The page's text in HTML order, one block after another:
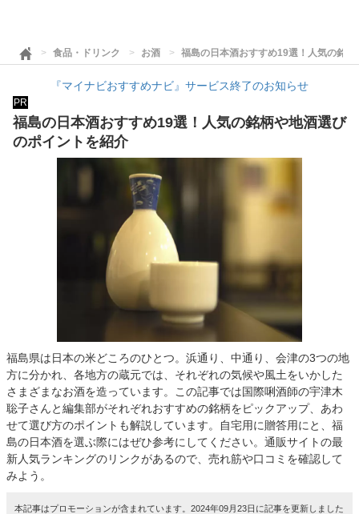
食品・ドリンク お酒 福島の日本酒おすすめ19選！人気の銘
『マイナビおすすめナビ』サービス終了のお知らせ
PR
福島の日本酒おすすめ19選！人気の銘柄や地酒選び
のポイントを紹介
福島県は日本の米どころのひとつ。浜通り、中通り、会津の3つの地
方に分かれ、各地方の蔵元では、それぞれの気候や風土をいかした
さまざまなお酒を造っています。この記事では国際唎酒師の宇津木
聡子さんと編集部がそれぞれおすすめの銘柄をピックアップ、あわ
せて選び方のポイントも解説しています。自宅用に贈答用にと、福
島の日本酒を選ぶ際にはぜひ参考にしてください。通販サイトの最
新人気ランキングのリンクがあるので、売れ筋や口コミを確認して
みよう。
本記事はプロモーションが含まれています。2024年09月23日に記事を更新しました